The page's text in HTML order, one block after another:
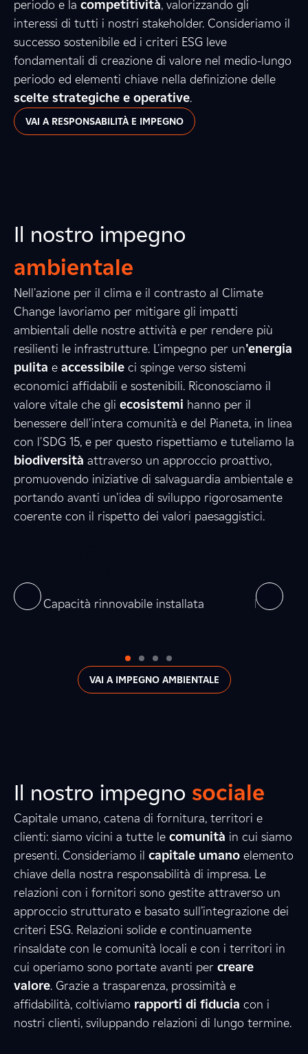
periodo e la competitività, valorizzando gli
interessi di tutti i nostri stakeholder. Consideriamo il
successo sostenibile ed i criteri ESG leve
fondamentali di creazione di valore nel medio-lungo
periodo ed elementi chiave nella definizione delle
scelte strategiche e operative.
VAI A RESPONSABILITÀ E IMPEGNO
Il nostro impegno
ambientale
Nell'azione per il clima e il contrasto al Climate
Change lavoriamo per mitigare gli impatti
ambientali delle nostre attività e per rendere più
resilienti le infrastrutture. L'impegno per un'energia
pulita e accessibile ci spinge verso sistemi
economici affidabili e sostenibili. Riconosciamo il
valore vitale che gli ecosistemi hanno per il
benessere dell'intera comunità e del Pianeta, in linea
con l'SDG 15, e per questo rispettiamo e tuteliamo la
biodiversità attraverso un approccio proattivo,
promuovendo iniziative di salvaguardia ambientale e
portando avanti un'idea di sviluppo rigorosamente
coerente con il rispetto dei valori paesaggistici.
0
1
6
2
6
7
7
3
Capacità rinnovabile installata
0
4
2
4
VAI A IMPEGNO AMBIENTALE
Il nostro impegno sociale
Capitale umano, catena di fornitura, territori e
clienti: siamo vicini a tutte le comunità in cui siamo
presenti. Consideriamo il capitale umano elemento
chiave della nostra responsabilità di impresa. Le
relazioni con i fornitori sono gestite attraverso un
approccio strutturato e basato sull’integrazione dei
criteri ESG. Relazioni solide e continuamente
rinsaldate con le comunità locali e con i territori in
cui operiamo sono portate avanti per creare
valore. Grazie a trasparenza, prossimità e
affidabilità, coltiviamo rapporti di fiducia con i
nostri clienti, sviluppando relazioni di lungo termine.
6
0
2
6
5
5
3
9